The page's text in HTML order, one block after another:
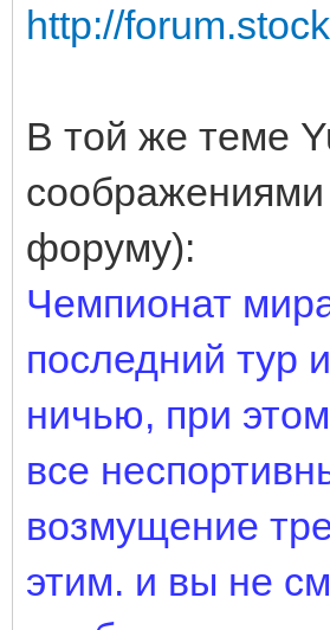
http://
В той же теме
соображениями
форуму):
Чемпионат
последний
ничью, при
все
возмущение
этим. и вы не